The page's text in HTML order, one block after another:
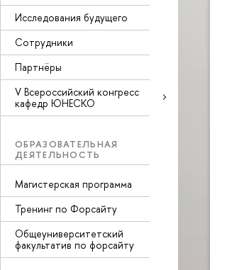
Исследования будущего
Сотрудники
Партнёры
V Всероссийский конгресс
кафедр ЮНЕСКО
ОБРАЗОВАТЕЛЬНАЯ
ДЕЯТЕЛЬНОСТЬ
Магистерская программа
Тренинг по Форсайту
Общеуниверситетский
факультатив по форсайту